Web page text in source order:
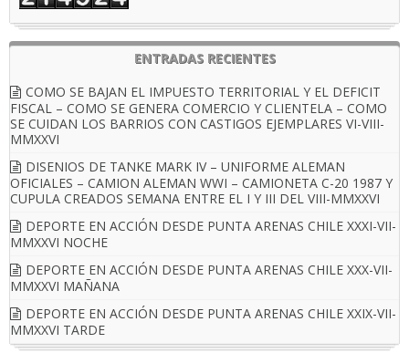
ENTRADAS RECIENTES
COMO SE BAJAN EL IMPUESTO TERRITORIAL Y EL DEFICIT
FISCAL – COMO SE GENERA COMERCIO Y CLIENTELA – COMO
SE CUIDAN LOS BARRIOS CON CASTIGOS EJEMPLARES VI-VIII-
MMXXVI
DISENIOS DE TANKE MARK IV – UNIFORME ALEMAN
OFICIALES – CAMION ALEMAN WWI – CAMIONETA C-20 1987 Y
CUPULA CREADOS SEMANA ENTRE EL I Y III DEL VIII-MMXXVI
DEPORTE EN ACCIÓN DESDE PUNTA ARENAS CHILE XXXI-VII-
MMXXVI NOCHE
DEPORTE EN ACCIÓN DESDE PUNTA ARENAS CHILE XXX-VII-
MMXXVI MAÑANA
DEPORTE EN ACCIÓN DESDE PUNTA ARENAS CHILE XXIX-VII-
MMXXVI TARDE